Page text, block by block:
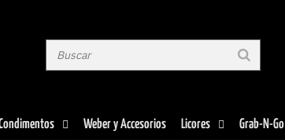
Weber y Accesorios Licores Grab-N-Go